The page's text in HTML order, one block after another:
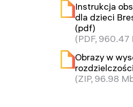
Instrukcja
dla dzieci
(pdf)
(PDF, 960.47
Obrazy w
(ZIP, 96.98